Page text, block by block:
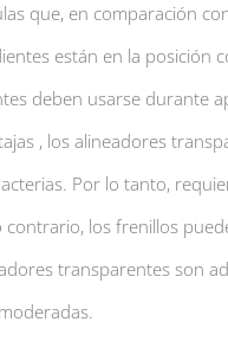
que, en comparación
están en la posición
deben usarse durante
, los alineadores
Por lo tanto,
contrario, los frenillos
transparentes son